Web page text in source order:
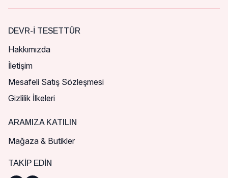
DEVR-I TESETTÜR
Hakkımızda
İletişim
Mesafeli Satış Sözleşmesi
Gizlilik İlkeleri
ARAMIZA KATILIN
Mağaza & Butikler
TAKIP EDIN